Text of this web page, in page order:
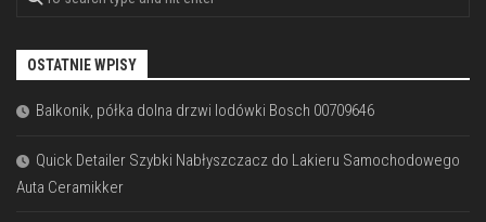
OSTATNIE WPISY
Balkonik, półka dolna drzwi lodówki Bosch 00709646
Quick Detailer Szybki Nabłyszczacz do Lakieru Samochodowego
Auta Ceramikker